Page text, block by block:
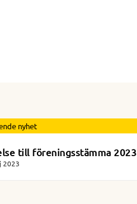
nyhet
till föreningsstämma 2023
2023